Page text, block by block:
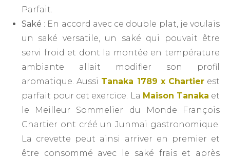
Parfait.
Saké : En accord avec ce double plat, je voulais
un saké versatile, un saké qui pouvait être
servi froid et dont la montée en température
ambiante allait modifier son profil
aromatique. Aussi Tanaka 1789 x Chartierest
parfait pour cet exercice. La Maison Tanaka et
le Meilleur Sommelier du Monde François
Chartier ont créé un Junmai gastronomique.
La crevette peut ainsi arriver en premier et
être consommé avec le saké frais et après